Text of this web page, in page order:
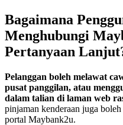
Bagaimana
Menghubungi
Pertanyaan
Pelanggan boleh melawat
pusat panggilan, atau
dalam talian di laman web
pinjaman kenderaan juga
portal Maybank2u.